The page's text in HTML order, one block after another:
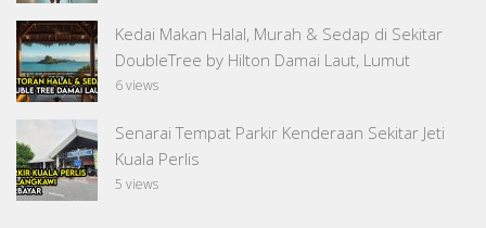
Kedai Makan Halal, Murah & Sedap di Sekitar
DoubleTree by Hilton Damai Laut, Lumut
6 views
Senarai Tempat Parkir Kenderaan Sekitar Jeti
Kuala Perlis
5 views